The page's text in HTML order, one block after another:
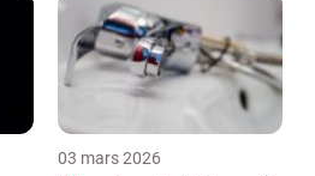
03 mars 2026